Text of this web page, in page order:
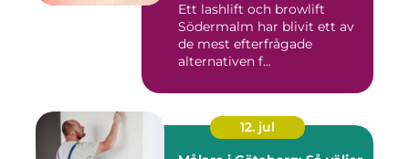
Ett lashlift och browlift
Södermalm har blivit ett av
de mest efterfrågade
alternativen f...
12. jul